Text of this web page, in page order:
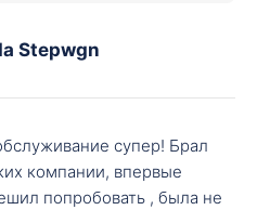
Stepwgn
супер! Брал
компании, впервые
попробовать , была не